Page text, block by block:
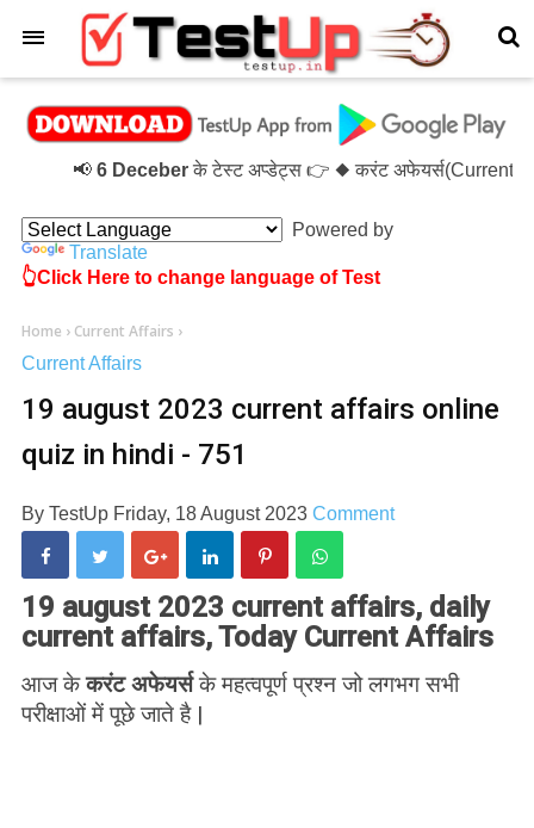
6 Deceberके टेस्ट अप्डेट्स 👉 ◆ करंट अफेयर्स(Current
Powered by
Translate
👆Click Here to change language of Test
Home › Current Affairs ›
Current Affairs
19 august 2023 current affairs online
quiz in hindi - 751
By TestUp Friday, 18 August 2023 Comment
19 august 2023 current affairs, daily
current affairs, Today Current Affairs
आज केकरंट अफेयर्सके महत्वपूर्ण प्रश्न जो लगभग सभी
परीक्षाओं में पूछे जाते है |